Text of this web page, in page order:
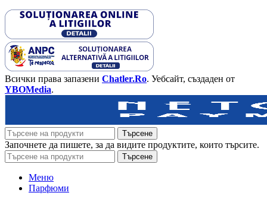
Всички права запазени Chatler.Ro. Уебсайт, създаден от
YBOMedia.
Търсене
Започнете да пишете, за да видите продуктите, които търсите.
Търсене
Меню
Парфюми